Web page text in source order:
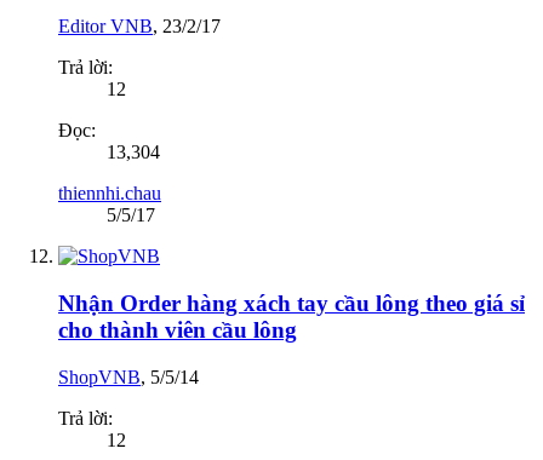
Editor VNB, 23/2/17
Trả lời:
12
Đọc:
13,304
thiennhi.chau
5/5/17
Nhận Order hàng xách tay cầu lông theo giá sỉ
cho thành viên cầu lông
ShopVNB, 5/5/14
Trả lời:
12